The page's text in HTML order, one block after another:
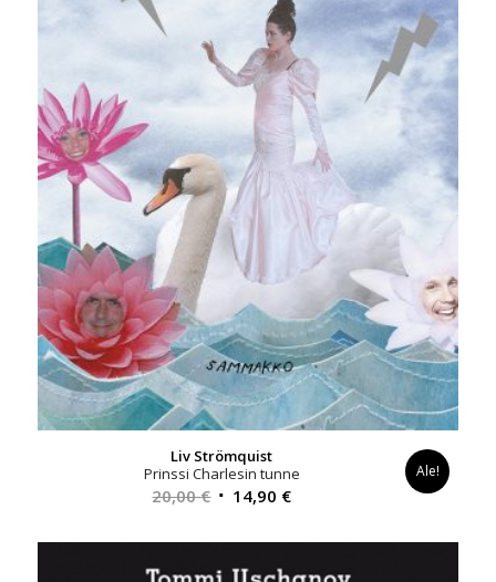
Liv Strömquist
Prinssi Charlesin tunne
20,00€ Alkuperäinen
oli:
20,00 €.
14,90 €Nykyinen
on:
14,90 €.
Ale!